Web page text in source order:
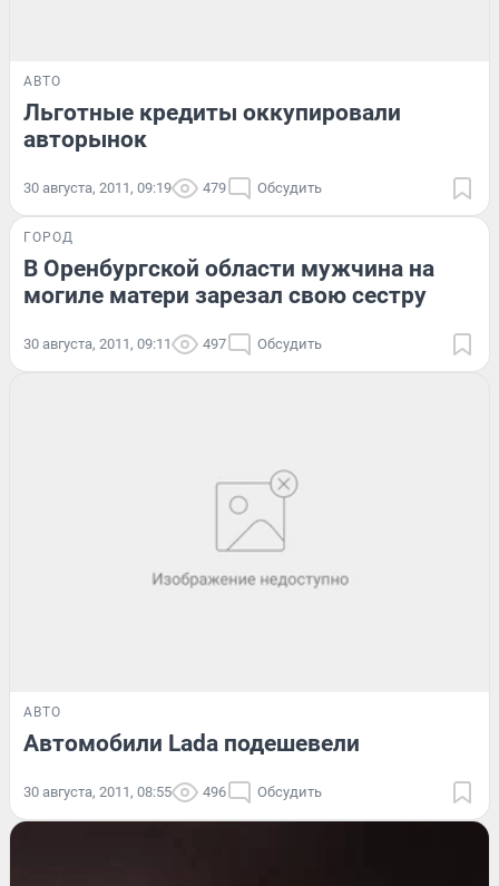
АВТО
Льготные кредиты оккупировали
авторынок
30 августа, 2011, 09:19 479 Обсудить
ГОРОД
В Оренбургской области мужчина на
могиле матери зарезал свою сестру
30 августа, 2011, 09:11 497 Обсудить
АВТО
Автомобили Lada подешевели
30 августа, 2011, 08:55 496 Обсудить